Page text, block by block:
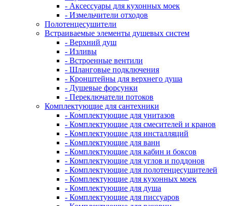
- Аксессуары для кухонных моек
- Измельчители отходов
Полотенцесушители
Встраиваемые элементы душевых систем
- Верхний душ
- Изливы
- Встроенные вентили
- Шланговые подключения
- Кронштейны для верхнего душа
- Душевые форсунки
- Переключатели потоков
Комплектующие для сантехники
- Комплектующие для унитазов
- Комплектующие для смесителей и кранов
- Комплектующие для инсталляций
- Комплектующие для ванн
- Комплектующие для кабин и боксов
- Комплектующие для углов и поддонов
- Комплектующие для полотенцесушителей
- Комплектующие для кухонных моек
- Комплектующие для душа
- Комплектующие для писсуаров